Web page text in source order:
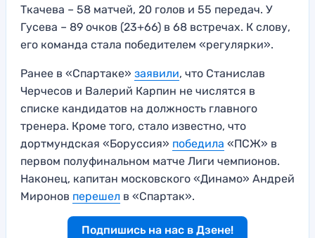
Ткачева – 58 матчей, 20 голов и 55 передач. У
Гусева – 89 очков (23+66) в 68 встречах. К слову,
его команда стала победителем «регулярки».
Ранее в «Спартаке» заявили, что Станислав
Черчесов и Валерий Карпин не числятся в
списке кандидатов на должность главного
тренера. Кроме того, стало известно, что
дортмундская «Боруссия» победила «ПСЖ» в
первом полуфинальном матче Лиги чемпионов.
Наконец, капитан московского «Динамо» Андрей
Миронов перешел в «Спартак».
Подпишись на нас в Дзене!